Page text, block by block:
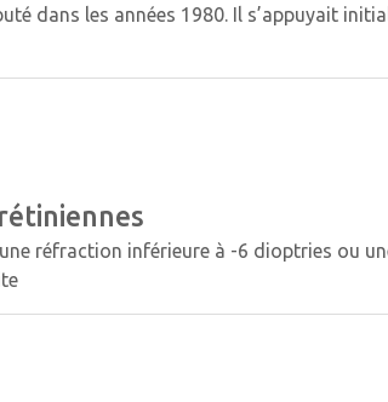
dans les années 1980. Il s’appuyait
réfraction inférieure à -6 dioptries ou